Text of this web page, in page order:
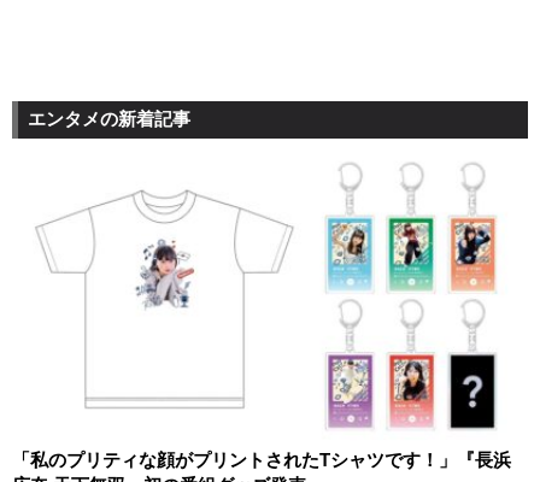
エンタメの新着記事
「私のプリティな顔がプリントされたTシャツです！」『長浜